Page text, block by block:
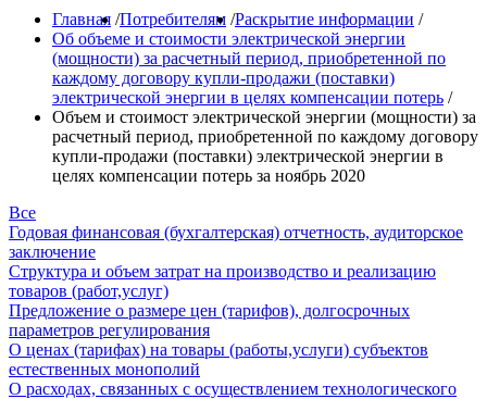
Главная /Потребителям /Раскрытие информации /
Об объеме и стоимости электрической энергии
(мощности) за расчетный период, приобретенной по
каждому договору купли-продажи (поставки)
электрической энергии в целях компенсации потерь /
Объем и стоимост электрической энергии (мощности) за
расчетный период, приобретенной по каждому договору
купли-продажи (поставки) электрической энергии в
целях компенсации потерь за ноябрь 2020
Все
Годовая финансовая (бухгалтерская) отчетность, аудиторское
заключение
Структура и объем затрат на производство и реализацию
товаров (работ,услуг)
Предложение о размере цен (тарифов), долгосрочных
параметров регулирования
О ценах (тарифах) на товары (работы,услуги) субъектов
естественных монополий
О расходах, связанных с осуществлением технологического